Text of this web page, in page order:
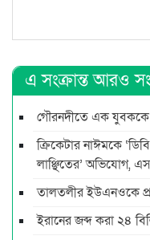
এ সংক্রান্ত আরও
গৌরনদীতে এক যুবককে
ক্রিকেটার নাঈমকে
লাঞ্ছিতের’ অভিযোগ,
তালতলীর ইউএনওকে
ইরানের জব্দ করা ২৪